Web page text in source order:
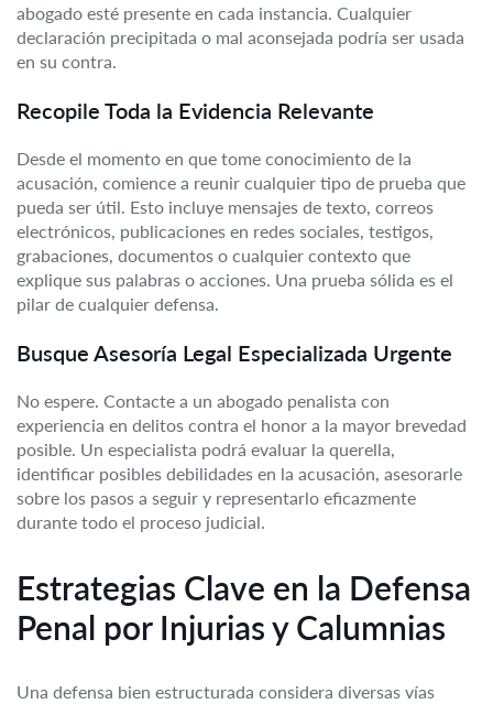
abogado esté presente en cada instancia. Cualquier
declaración precipitada o mal aconsejada podría ser usada
en su contra.
Recopile Toda la Evidencia Relevante
Desde el momento en que tome conocimiento de la
acusación, comience a reunir cualquier tipo de prueba que
pueda ser útil. Esto incluye mensajes de texto, correos
electrónicos, publicaciones en redes sociales, testigos,
grabaciones, documentos o cualquier contexto que
explique sus palabras o acciones. Una prueba sólida es el
pilar de cualquier defensa.
Busque Asesoría Legal Especializada Urgente
No espere. Contacte a un abogado penalista con
experiencia en delitos contra el honor a la mayor brevedad
posible. Un especialista podrá evaluar la querella,
identificar posibles debilidades en la acusación, asesorarle
sobre los pasos a seguir y representarlo eficazmente
durante todo el proceso judicial.
Estrategias Clave en la Defensa
Penal por Injurias y Calumnias
Una defensa bien estructurada considera diversas vías